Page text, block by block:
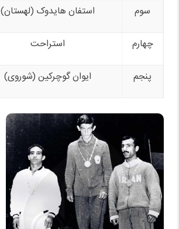
سوم استفان هایدوک (لهستان)
چهارم استراحت
پنجم ایوان گوچرکین (شوروی)